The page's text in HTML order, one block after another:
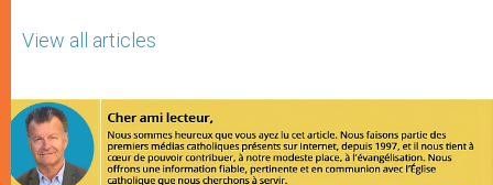
View all articles